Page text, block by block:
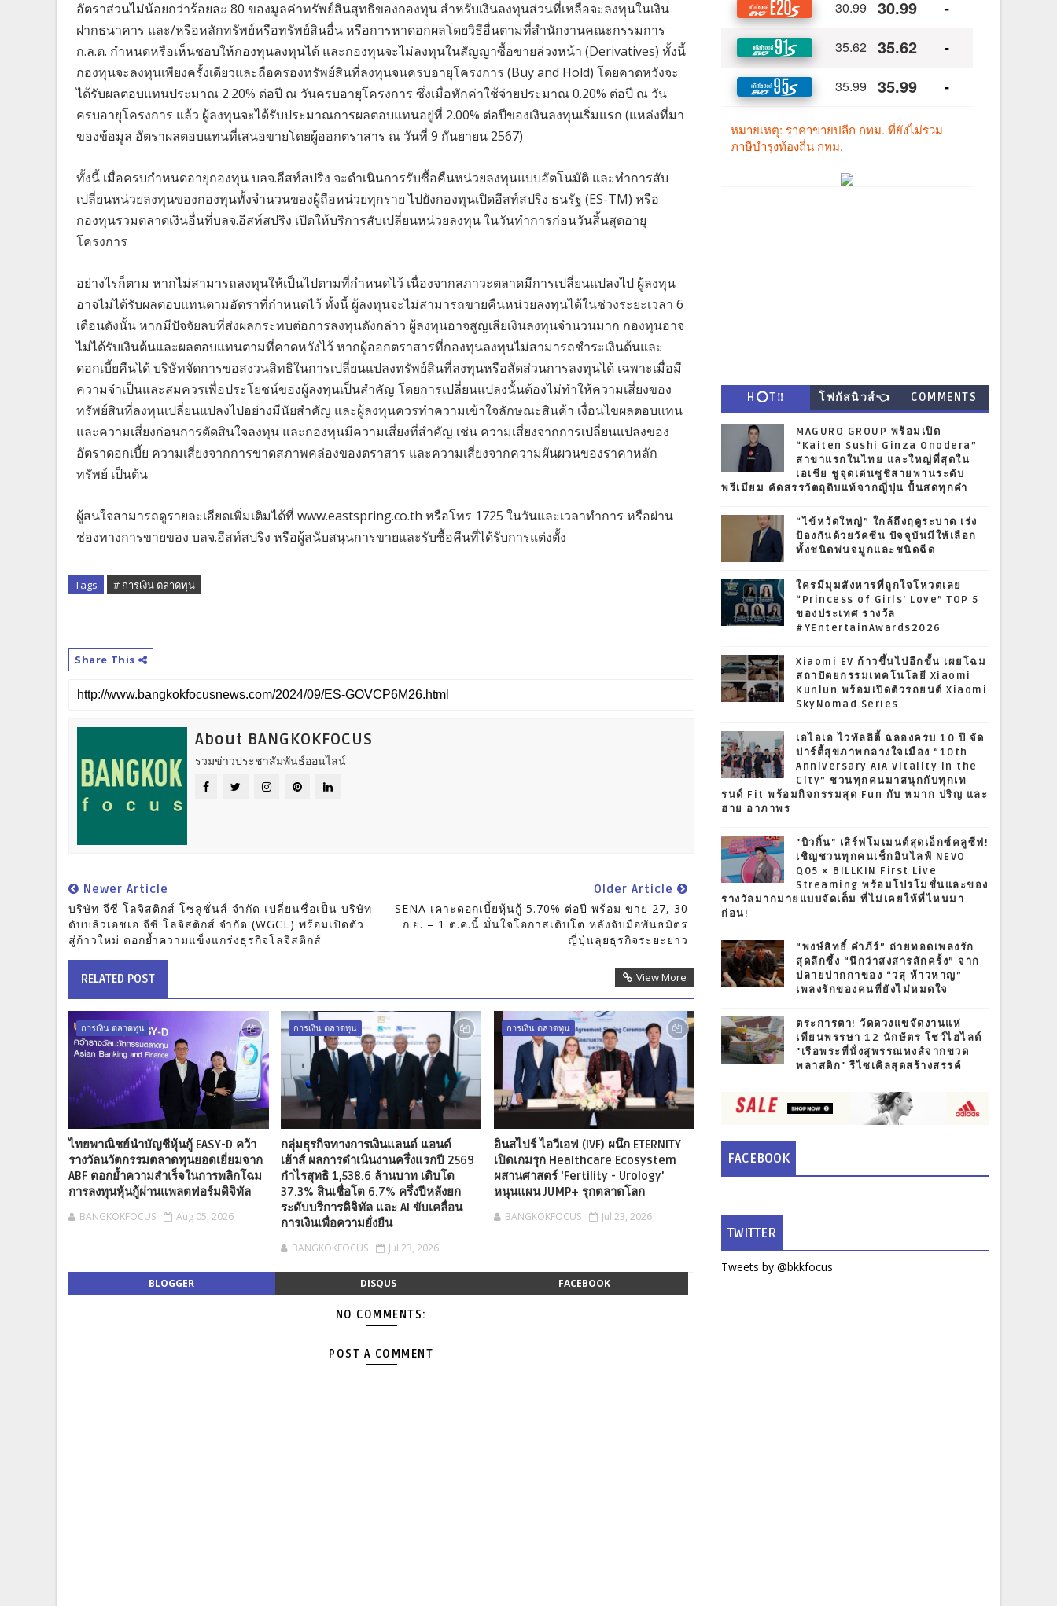
อัตราส่วนไม่น้อยกว่าร้อยละ 80 ของมูลค่าทรัพย์สินสุทธิของกองทุน สำหรับเงินลงทุนส่วนที่เหลือจะลงทุนในเงิน
ฝากธนาคาร และ/หรือหลักทรัพย์หรือทรัพย์สินอื่น หรือการหาดอกผลโดยวิธีอื่นตามที่สำนักงานคณะกรรมการ
ก.ล.ต. กำหนดหรือเห็นชอบให้กองทุนลงทุนได้ และกองทุนจะไม่ลงทุนในสัญญาซื้อขายล่วงหน้า (Derivatives) ทั้งนี้
กองทุนจะลงทุนเพียงครั้งเดียวและถือครองทรัพย์สินที่ลงทุนจนครบอายุโครงการ (Buy and Hold) โดยคาดหวังจะ
ได้รับผลตอบแทนประมาณ 2.20% ต่อปี ณ วันครบอายุโครงการ ซึ่งเมื่อหักค่าใช้จ่ายประมาณ 0.20% ต่อปี ณ วัน
ครบอายุโครงการ แล้ว ผู้ลงทุนจะได้รับประมาณการผลตอบแทนอยู่ที่ 2.00% ต่อปีของเงินลงทุนเริ่มแรก (แหล่งที่มา
ของข้อมูล อัตราผลตอบแทนที่เสนอขายโดยผู้ออกตราสาร ณ วันที่ 9 กันยายน 2567)
ทั้งนี้ เมื่อครบกำหนดอายุกองทุน บลจ.อีสท์สปริง จะดำเนินการรับซื้อคืนหน่วยลงทุนแบบอัตโนมัติ และทำการสับ
เปลี่ยนหน่วยลงทุนของกองทุนทั้งจำนวนของผู้ถือหน่วยทุกราย ไปยังกองทุนเปิดอีสท์สปริง ธนรัฐ (ES-TM) หรือ
กองทุนรวมตลาดเงินอื่นที่บลจ.อีสท์สปริง เปิดให้บริการสับเปลี่ยนหน่วยลงทุน ในวันทำการก่อนวันสิ้นสุดอายุ
โครงการ
อย่างไรก็ตาม หากไม่สามารถลงทุนให้เป็นไปตามที่กำหนดไว้ เนื่องจากสภาวะตลาดมีการเปลี่ยนแปลงไป ผู้ลงทุน
อาจไม่ได้รับผลตอบแทนตามอัตราที่กำหนดไว้ ทั้งนี้ ผู้ลงทุนจะไม่สามารถขายคืนหน่วยลงทุนได้ในช่วงระยะเวลา 6
เดือนดังนั้น หากมีปัจจัยลบที่ส่งผลกระทบต่อการลงทุนดังกล่าว ผู้ลงทุนอาจสูญเสียเงินลงทุนจำนวนมาก กองทุนอาจ
ไม่ได้รับเงินต้นและผลตอบแทนตามที่คาดหวังไว้ หากผู้ออกตราสารที่กองทุนลงทุนไม่สามารถชำระเงินต้นและ
ดอกเบี้ยคืนได้ บริษัทจัดการขอสงวนสิทธิในการเปลี่ยนแปลงทรัพย์สินที่ลงทุนหรือสัดส่วนการลงทุนได้ เฉพาะเมื่อมี
ความจำเป็นและสมควรเพื่อประโยชน์ของผู้ลงทุนเป็นสำคัญ โดยการเปลี่ยนแปลงนั้นต้องไม่ทำให้ความเสี่ยงของ
ทรัพย์สินที่ลงทุนเปลี่ยนแปลงไปอย่างมีนัยสำคัญ และผู้ลงทุนควรทำความเข้าใจลักษณะสินค้า เงื่อนไขผลตอบแทน
และความเสี่ยงก่อนการตัดสินใจลงทุน และกองทุนมีความเสี่ยงที่สำคัญ เช่น ความเสี่ยงจากการเปลี่ยนแปลงของ
อัตราดอกเบี้ย ความเสี่ยงจากการขาดสภาพคล่องของตราสาร และความเสี่ยงจากความผันผวนของราคาหลัก
ทรัพย์ เป็นต้น
ผู้สนใจสามารถดูรายละเอียดเพิ่มเติมได้ที่ www.eastspring.co.th หรือโทร 1725 ในวันและเวลาทำการ หรือผ่าน
ช่องทางการขายของ บลจ.อีสท์สปริง หรือผู้สนับสนุนการขายและรับซื้อคืนที่ได้รับการแต่งตั้ง
Tags # การเงิน ตลาดทุน
Share This
About BANGKOKFOCUS
รวมข่าวประชาสัมพันธ์ออนไลน์
Newer Article
บริษัท จีซี โลจิสติกส์ โซลูชั่นส์ จำกัด เปลี่ยนชื่อเป็น บริษัท
ดับบลิวเอชเอ จีซี โลจิสติกส์ จำกัด (WGCL) พร้อมเปิดตัว
สู่ก้าวใหม่ ตอกย้ำความแข็งแกร่งธุรกิจโลจิสติกส์
Older Article
SENA เคาะดอกเบี้ยหุ้นกู้ 5.70% ต่อปี พร้อม ขาย 27, 30
ก.ย. – 1 ต.ค.นี้ มั่นใจโอกาสเติบโต หลังจับมือพันธมิตร
ญี่ปุ่นลุยธุรกิจระยะยาว
RELATED POST View More
การเงิน ตลาดทุน
ไทยพาณิชย์นำบัญชีหุ้นกู้ EASY-D คว้า
รางวัลนวัตกรรมตลาดทุนยอดเยี่ยมจาก
ABF ตอกย้ำความสำเร็จในการพลิกโฉม
การลงทุนหุ้นกู้ผ่านแพลตฟอร์มดิจิทัล
BANGKOKFOCUS Aug 05, 2026
การเงิน ตลาดทุน
กลุ่มธุรกิจทางการเงินแลนด์ แอนด์
เฮ้าส์ ผลการดำเนินงานครึ่งแรกปี 2569
กำไรสุทธิ 1,538.6 ล้านบาท เติบโต
37.3% สินเชื่อโต 6.7% ครึ่งปีหลังยก
ระดับบริการดิจิทัล และ AI ขับเคลื่อน
การเงินเพื่อความยั่งยืน
BANGKOKFOCUS Jul 23, 2026
การเงิน ตลาดทุน
อินสไปร์ ไอวีเอฟ (IVF) ผนึก ETERNITY
เปิดเกมรุก Healthcare Ecosystem
ผสานศาสตร์ ‘Fertility - Urology’
หนุนแผน JUMP+ รุกตลาดโลก
BANGKOKFOCUS Jul 23, 2026
BLOGGER DISQUS FACEBOOK
NO COMMENTS:
POST A COMMENT
H⭕T‼ โฟกัสนิวส์👈 COMMENTS
MAGURO GROUP พร้อมเปิด
“Kaiten Sushi Ginza Onodera”
สาขาแรกในไทย และใหญ่ที่สุดใน
เอเชีย ชูจุดเด่นซูชิสายพานระดับ
พรีเมียม คัดสรรวัตถุดิบแท้จากญี่ปุ่น ปั้นสดทุกคำ
“ไข้หวัดใหญ่” ใกล้ถึงฤดูระบาด เร่ง
ป้องกันด้วยวัคซีน ปัจจุบันมีให้เลือก
ทั้งชนิดพ่นจมูกและชนิดฉีด
ใครมีมุมสังหารที่ถูกใจโหวตเลย
“Princess of Girls' Love” TOP 5
ของประเทศ รางวัล
#YEntertainAwards2026
Xiaomi EV ก้าวขึ้นไปอีกขั้น เผยโฉม
สถาปัตยกรรมเทคโนโลยี Xiaomi
Kunlun พร้อมเปิดตัวรถยนต์ Xiaomi
SkyNomad Series
เอไอเอ ไวทัลลิตี้ ฉลองครบ 10 ปี จัด
ปาร์ตี้สุขภาพกลางใจเมือง “10th
Anniversary AIA Vitality in the
City” ชวนทุกคนมาสนุกกับทุกเท
รนด์ Fit พร้อมกิจกรรมสุด Fun กับ หมาก ปริญ และ
ฮาย อาภาพร
"บิวกิ้น" เสิร์ฟโมเมนต์สุดเอ็กซ์คลูซีฟ!
เชิญชวนทุกคนเช็กอินไลฟ์ NEVO
Q05 × BILLKIN First Live
Streaming พร้อมโปรโมชั่นและของ
รางวัลมากมายแบบจัดเต็ม ที่ไม่เคยให้ที่ไหนมา
ก่อน!
“พงษ์สิทธิ์ คำภีร์” ถ่ายทอดเพลงรัก
สุดลึกซึ้ง “นึกว่าสงสารสักครั้ง” จาก
ปลายปากกาของ “วสุ ห้าวหาญ”
เพลงรักของคนที่ยังไม่หมดใจ
ตระการตา! วัดดวงแขจัดงานแห่
เทียนพรรษา 12 นักษัตร โชว์ไฮไลต์
"เรือพระที่นั่งสุพรรณหงส์จากขวด
พลาสติก" รีไซเคิลสุดสร้างสรรค์
FACEBOOK
TWITTER
Tweets by @bkkfocus